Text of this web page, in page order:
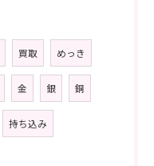
買取 めっき
金 銀 銅
持ち込み